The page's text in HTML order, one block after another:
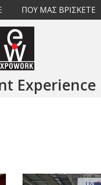
ΠΟΥ ΜΑΣ ΒΡΙΣΚΕΤΕ
Experience